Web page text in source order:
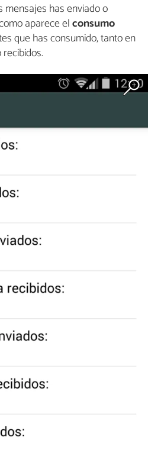
has enviado o
aparece elconsumo
que has consumido, tanto en